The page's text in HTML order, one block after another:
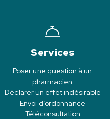
Services
Poser une question à un
pharmacien
Déclarer un effet indésirable
Envoi d’ordonnance
Téléconsultation